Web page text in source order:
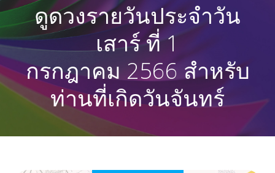
ดูดวงรายวันประจำวัน
เสาร์ ที่ 1
กรกฎาคม 2566 สำหรับ
ท่านที่เกิดวันจันทร์